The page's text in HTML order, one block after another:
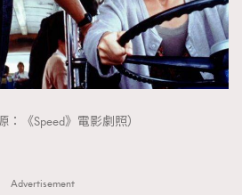
：《Speed》電影劇照）
Advertisement